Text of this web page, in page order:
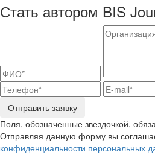
Стать автором BIS
Отправить заявку
Поля, обозначенные звездочкой,
Отправляя данную форму вы
конфиденциальности персональных